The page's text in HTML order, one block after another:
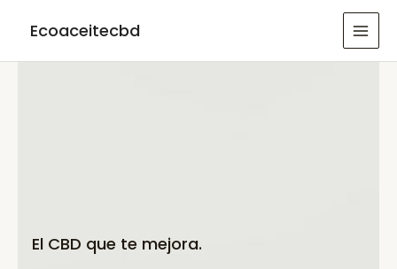
Ecoaceitecbd
El CBD que te mejora.